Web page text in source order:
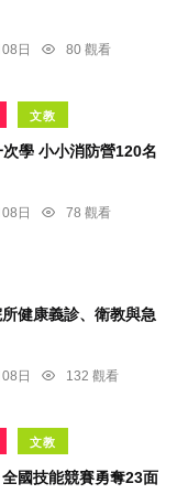
日
80 觀看
文教
學 小小消防營120名
日
78 觀看
健康義診、衛教與急
日
132 觀看
文教
國技能競賽勇奪23面